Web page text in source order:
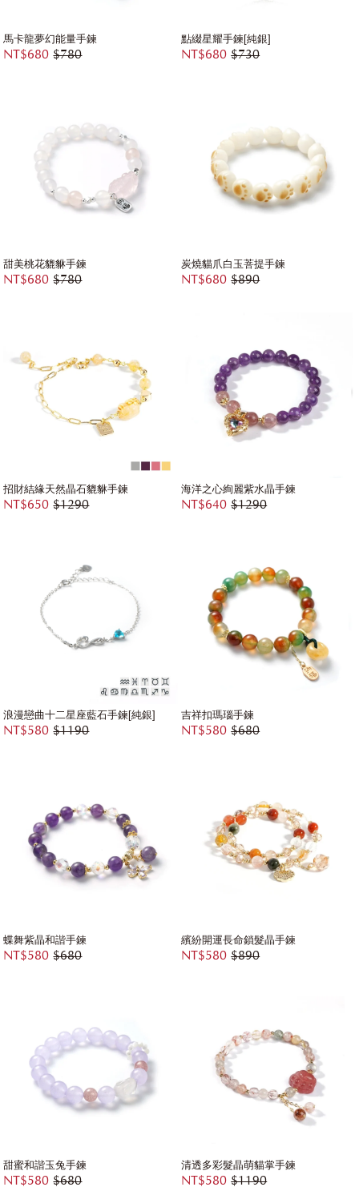
馬卡龍夢幻能量手鍊
NT$680 $780
點綴星耀手鍊[純銀]
NT$680 $730
甜美桃花貔貅手鍊
NT$680 $780
炭燒貓爪白玉菩提手鍊
NT$680 $890
招財結緣天然晶石貔貅手鍊
NT$650 $1290
海洋之心絢麗紫水晶手鍊
NT$640 $1290
浪漫戀曲十二星座藍石手鍊[純銀]
NT$580 $1190
吉祥扣瑪瑙手鍊
NT$580 $680
蝶舞紫晶和諧手鍊
NT$580 $680
繽紛開運長命鎖髮晶手鍊
NT$580 $890
甜蜜和諧玉兔手鍊
NT$580 $680
清透多彩髮晶萌貓掌手鍊
NT$580 $1190